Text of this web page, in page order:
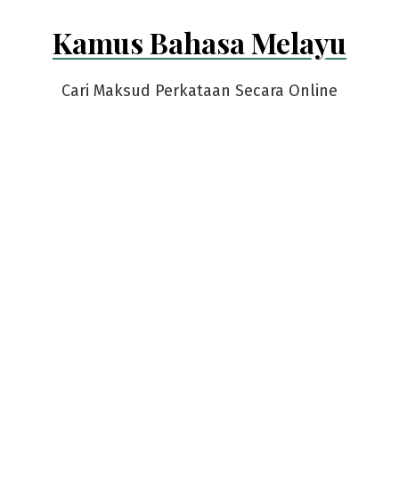
Kamus Bahasa Melayu
Cari Maksud Perkataan Secara Online